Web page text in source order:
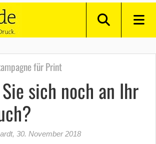
für Print
sich noch an Ihr
, 30. November 2018